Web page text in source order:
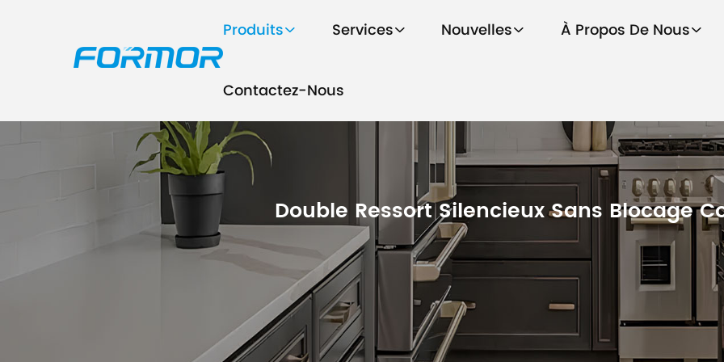
Produits Services Nouvelles À Propos De Nous
Contactez-Nous
Double Ressort Silencieux Sans Blocage